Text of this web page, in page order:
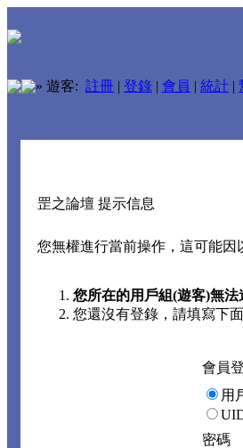
» 遊客: 註冊 | 登錄 | 會員 | 統計 |
罡之論壇 提示信息
您無權進行當前操作，這可能因
您所在的用戶組(遊客)無法
您還沒有登錄，請填寫下
會員
用
密碼